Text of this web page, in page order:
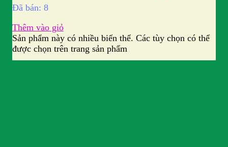
Đã bán: 8
Thêm vào giỏ
Sản phẩm này có nhiều biến thể. Các tùy chọn có thể
được chọn trên trang sản phẩm